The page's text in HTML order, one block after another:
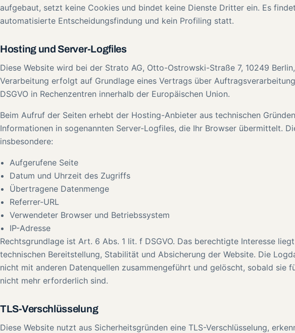
aufgebaut, setzt keine Cookies und bindet keine Dienste Dritter ein. Es
automatisierte Entscheidungsfindung und kein Profiling statt.
Hosting und Server-Logfiles
Diese Website wird bei der Strato AG, Otto-Ostrowski-Straße 7, 10249
Verarbeitung erfolgt auf Grundlage eines Vertrags über
DSGVO in Rechenzentren innerhalb der Europäischen Union.
Beim Aufruf der Seiten erhebt der Hosting-Anbieter aus technischen
Informationen in sogenannten Server-Logfiles, die Ihr Browser übermittelt.
insbesondere:
Aufgerufene Seite
Datum und Uhrzeit des Zugriffs
Übertragene Datenmenge
Referrer-URL
Verwendeter Browser und Betriebssystem
IP-Adresse
Rechtsgrundlage ist Art. 6 Abs. 1 lit. f DSGVO. Das berechtigte Interesse
technischen Bereitstellung, Stabilität und Absicherung der Website. Die
nicht mit anderen Datenquellen zusammengeführt und gelöscht, sobald sie
nicht mehr erforderlich sind.
TLS-Verschlüsselung
Diese Website nutzt aus Sicherheitsgründen eine TLS-Verschlüsselung,